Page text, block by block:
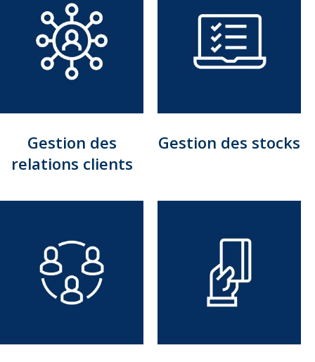
Gestion des
relations clients
Gestion des stocks